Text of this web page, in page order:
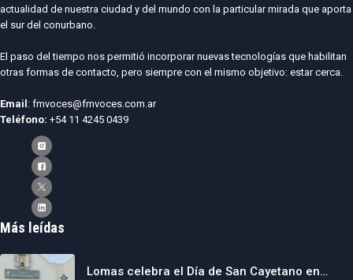
actualidad de nuestra ciudad y del mundo con la particular mirada que aporta
el sur del conurbano.
El paso del tiempo nos permitió incorporar nuevas tecnologías que habilitan
otras formas de contacto, pero siempre con el mismo objetivo: estar cerca.
Email: fmvoces@fmvoces.com.ar
Teléfono: +54 11 4245 0439
Más leídas
Lomas celebra el Día de San Cayetano en…